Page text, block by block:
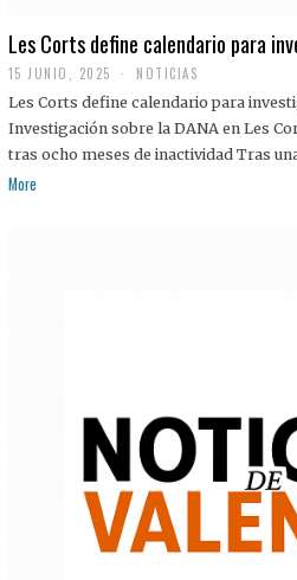
Les Corts define calendario para
15 JUNIO, 2025 NOTICIAS
Les Corts define calendario para
Investigación sobre la DANA en Les
tras ocho meses de inactividad Tras
More